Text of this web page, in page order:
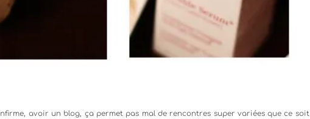
avoir un blog, ça permet pas mal de rencontres super variées que ce soit